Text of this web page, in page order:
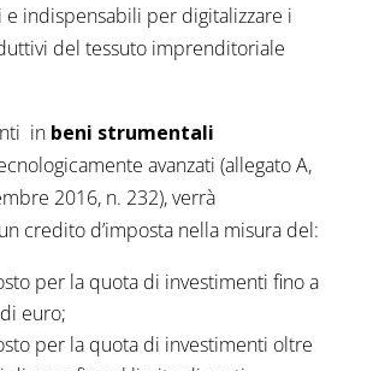
e indispensabili per digitalizzare i
del tessuto imprenditoriale
in beni strumentali
avanzati (allegato A,
2016, n. 232), verrà
credito d’imposta nella misura del:
per la quota di investimenti fino a
euro;
per la quota di investimenti oltre